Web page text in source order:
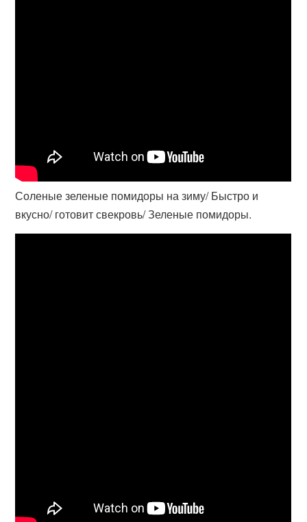
Соленые зеленые помидоры на зиму/ Быстро и
вкусно/ готовит свекровь/ Зеленые помидоры.